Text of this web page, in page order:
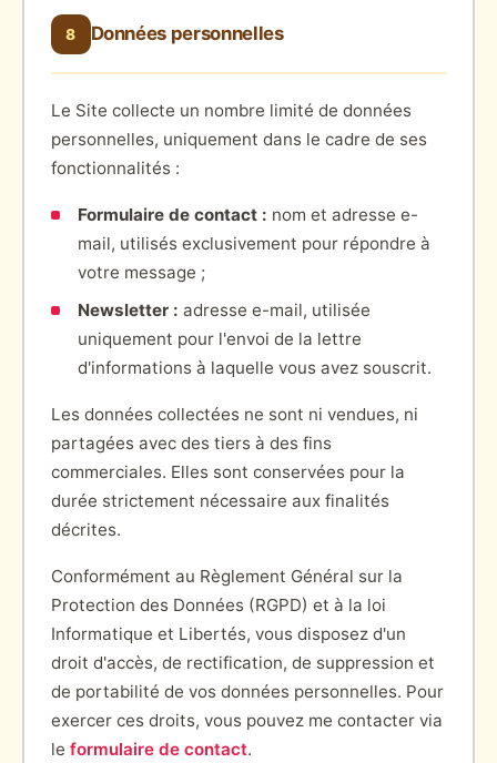
8 Données personnelles
Le Site collecte un nombre limité de données
personnelles, uniquement dans le cadre de ses
fonctionnalités :
Formulaire de contact : nom et adresse e-
mail, utilisés exclusivement pour répondre à
votre message ;
Newsletter : adresse e-mail, utilisée
uniquement pour l'envoi de la lettre
d'informations à laquelle vous avez souscrit.
Les données collectées ne sont ni vendues, ni
partagées avec des tiers à des fins
commerciales. Elles sont conservées pour la
durée strictement nécessaire aux finalités
décrites.
Conformément au Règlement Général sur la
Protection des Données (RGPD) et à la loi
Informatique et Libertés, vous disposez d'un
droit d'accès, de rectification, de suppression et
de portabilité de vos données personnelles. Pour
exercer ces droits, vous pouvez me contacter via
le formulaire de contact.